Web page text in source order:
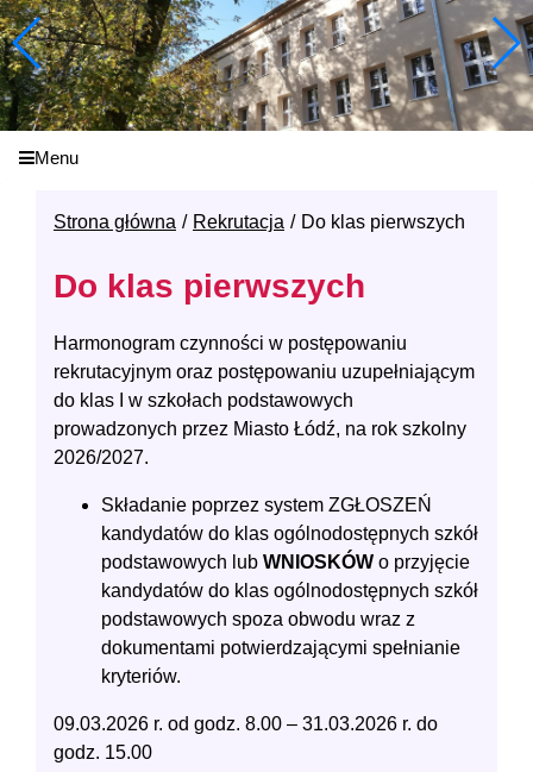
Menu
Strona główna Rekrutacja Do klas pierwszych
Do klas pierwszych
Harmonogram czynności w postępowaniu
rekrutacyjnym oraz postępowaniu uzupełniającym
do klas I w szkołach podstawowych
prowadzonych przez Miasto Łódź, na rok szkolny
2026/2027.
Składanie poprzez system ZGŁOSZEŃ
kandydatów do klas ogólnodostępnych szkół
podstawowych lub WNIOSKÓW o przyjęcie
kandydatów do klas ogólnodostępnych szkół
podstawowych spoza obwodu wraz z
dokumentami potwierdzającymi spełnianie
kryteriów.
09.03.2026 r. od godz. 8.00 – 31.03.2026 r. do
godz. 15.00